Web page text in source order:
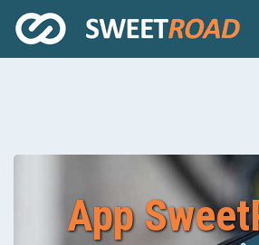
to
main
App